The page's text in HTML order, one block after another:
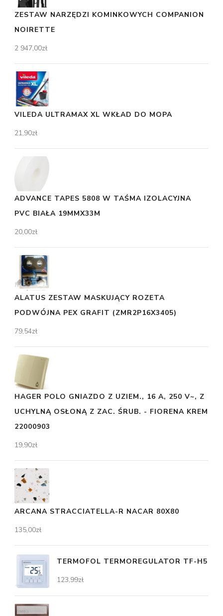
ZESTAW NARZĘDZI KOMINKOWYCH COMPANION
NOIRETTE
2 947,00zł
VILEDA ULTRAMAX XL WKŁAD DO MOPA
21,90zł
ADVANCE TAPES 5808 W TAŚMA IZOLACYJNA
PVC BIAŁA 19MMX33M
20,00zł
ALATUS ZESTAW MASKUJĄCY ROZETA
PODWÓJNA PEX GRAFIT (ZMR2P16X3405)
79,54zł
HAGER POLO GNIAZDO Z UZIEM., 16 A, 250 V~, Z
UCHYLNĄ OSŁONĄ Z ZAC. ŚRUB. - FIORENA KREM
22000903
19,90zł
ARCANA STRACCIATELLA-R NACAR 80X80
135,00zł
TERMOFOL TERMOREGULATOR TF-H5
123,99zł